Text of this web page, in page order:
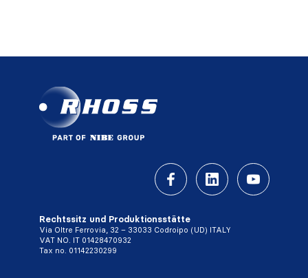
Rechtssitz und Produktionsstätte
Via Oltre Ferrovia, 32 – 33033 Codroipo (UD) ITALY
VAT NO. IT 01428470932
Tax no. 01142230299